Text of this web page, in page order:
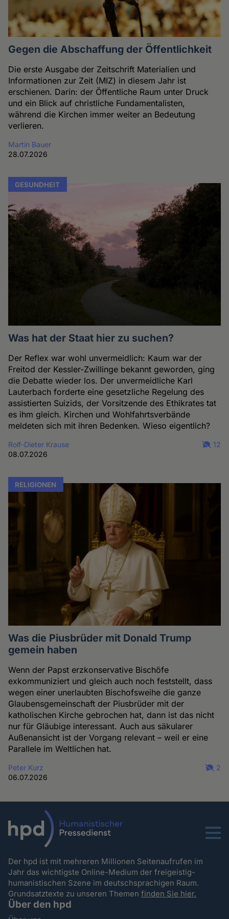
Gegen die Abschaffung der Öffentlichkeit
Die erste Ausgabe der Zeitschrift Materialien und
Informationen zur Zeit (MIZ) in diesem Jahr ist
erschienen. Darin: der Öffentliche Raum unter Druck
und ein Blick auf christliche Fundamentalisten,
während die Kirchen immer weiter an Bedeutung
verlieren.
Martin Bauer
28.07.2026
GESUNDHEIT
Was hat der Staat hier zu suchen?
Der Reflex war wohl unvermeidlich: Kaum war der
Freitod der Kessler-Zwillinge bekannt geworden, ging
die Debatte wieder los. Der unvermeidliche Karl
Lauterbach forderte eine gesetzliche Regelung des
assistierten Suizids, der Vorsitzende des Ethikrates tat
es ihm gleich. Kirchen und Wohlfahrtsverbände
meldeten sich mit ihren Bedenken. Wieso eigentlich?
Rolf-Dieter Krause
08.07.2026
12
RELIGIONEN
Was die Piusbrüder mit Donald Trump
gemein haben
Wenn der Papst erzkonservative Bischöfe
exkommuniziert und gleich auch noch feststellt, dass
wegen einer unerlaubten Bischofsweihe die ganze
Glaubensgemeinschaft der Piusbrüder mit der
katholischen Kirche gebrochen hat, dann ist das nicht
nur für Gläubige interessant. Auch aus säkularer
Außenansicht ist der Vorgang relevant – weil er eine
Parallele im Weltlichen hat.
Peter Kurz
06.07.2026
2
Menu
Der hpd ist mit mehreren Millionen Seitenaufrufen im
Jahr das wichtigste Online-Medium der freigeistig-
humanistischen Szene im deutschsprachigen Raum.
Grundsatztexte zu unseren Themenfinden Sie hier.
Über den hpd